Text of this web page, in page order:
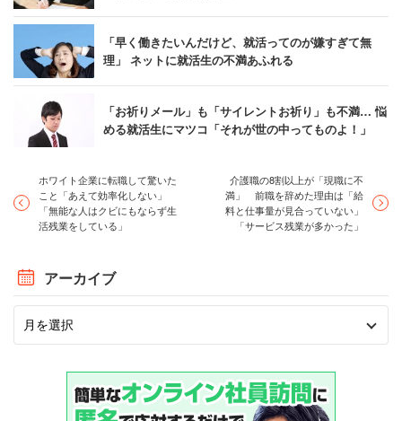
「早く働きたいんだけど、就活ってのが嫌すぎて無
理」 ネットに就活生の不満あふれる
「お祈りメール」も「サイレントお祈り」も不満… 悩
める就活生にマツコ「それが世の中ってものよ！」
ホワイト企業に転職して驚いた
こと「あえて効率化しない」
「無能な人はクビにもならず生
活残業をしている」
介護職の8割以上が「現職に不
満」 前職を辞めた理由は「給
料と仕事量が見合っていない」
「サービス残業が多かった」
アーカイブ